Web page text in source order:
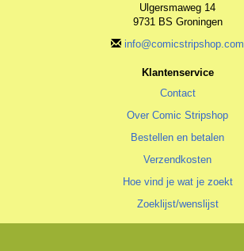
Ulgersmaweg 14
9731 BS Groningen
info@comicstripshop.com
Klantenservice
Contact
Over Comic Stripshop
Bestellen en betalen
Verzendkosten
Hoe vind je wat je zoekt
Zoeklijst/wenslijst